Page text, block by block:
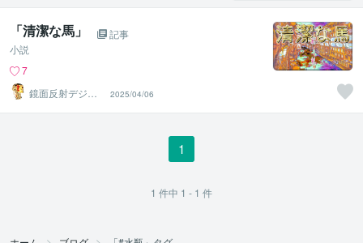
「清潔な馬」
記事
小説
7
鏡面反射デジタ
ルアート製作所
（鈴木穣）
2025/04/06
1
1 件中 1 - 1 件